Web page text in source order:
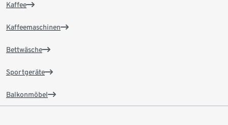
Kaffee
Kaffeemaschinen
Bettwäsche
Sportgeräte
Balkonmöbel